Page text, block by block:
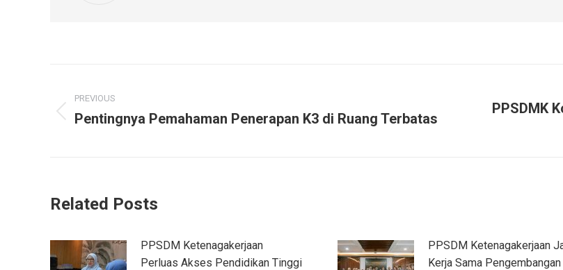
PREVIOUS
Pentingnya Pemahaman Penerapan K3 di Ruang Terbatas
PPSDMK
Related Posts
PPSDM Ketenagakerjaan
Perluas Akses Pendidikan Tinggi
PPSDM Ketenagakerjaan
Kerja Sama Pengembangan